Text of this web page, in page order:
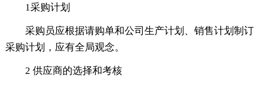
1采购计划
采购员应根据请购单和公司生产计划、销售计划制订
采购计划，应有全局观念。
2 供应商的选择和考核